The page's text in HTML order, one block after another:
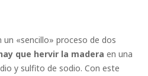
«sencillo» proceso de dos
que hervir la madera en una
y sulfito de sodio. Con este